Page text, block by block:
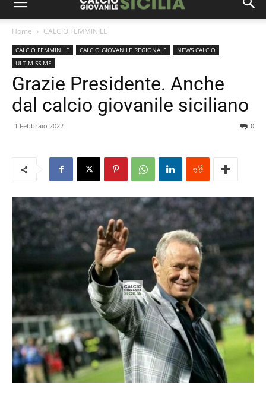
Home CALCIO FEMMINILE
CALCIO FEMMINILE CALCIO GIOVANILE REGIONALE
NEWS CALCIO
ULTIMISSIME
Grazie Presidente. Anche
dal calcio giovanile siciliano
1 Febbraio 2022 0